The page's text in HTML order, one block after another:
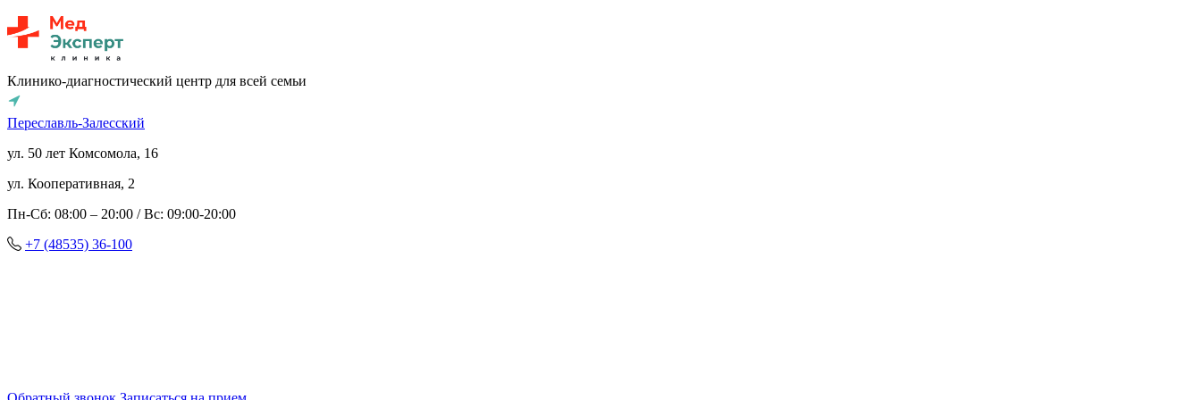
Клинико-диагностический центр для всей семьи
Переславль-Залесский
ул. 50 лет Комсомола, 16
ул. Кооперативная, 2
Пн-Сб: 08:00 – 20:00 / Вс: 09:00-20:00
+7 (48535) 36-100